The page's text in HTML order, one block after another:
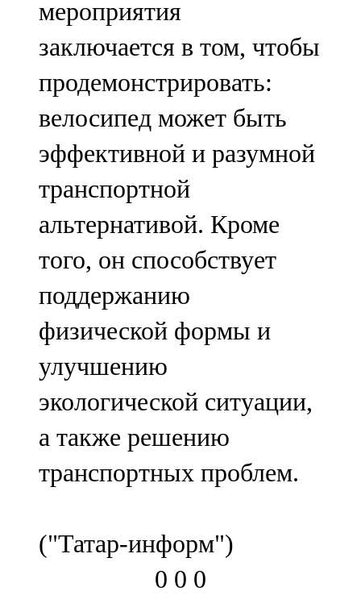
91,0 FM
Шәмәрдән
102,3 FM
Яңа чишмә
107,0 FM
Яр Чаллы
105,5 FM
мероприятия
заключается в том, чтобы
продемонстрировать:
велосипед может быть
эффективной и разумной
транспортной
альтернативой. Кроме
того, он способствует
поддержанию
физической формы и
улучшению
экологической ситуации,
а также решению
транспортных проблем.
("Татар-информ")
0 0 0